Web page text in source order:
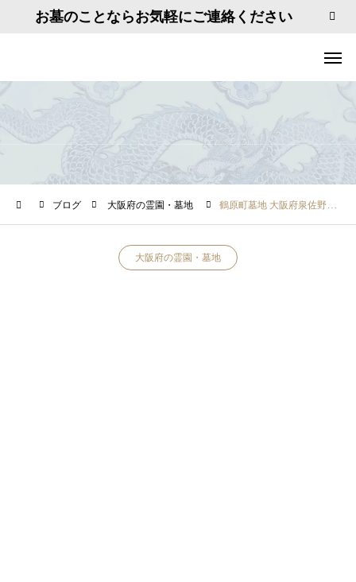
お墓のことならお気軽にご連絡ください
ブログ 大阪府の霊園・墓地 鶴原町墓地 大阪府泉佐野市鶴原３丁目11
大阪府の霊園・墓地